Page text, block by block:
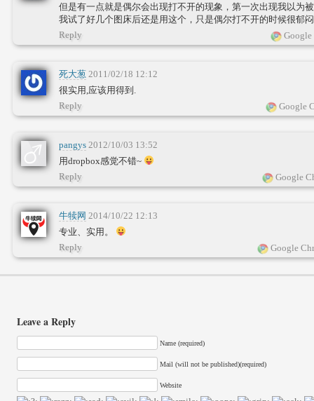
但是有一点就是偶尔会出现打不开的现象，第一次出现我以为
我试了好几个图床后还是用这个，只是偶尔打不开的时候很郁
Reply
死大葱 2011/02/18 12:12
很实用,应该用得到.
Google
Reply
pangys 2012/10/03 13:52
用dropbox感觉不错~
Google
Reply
牛犊网 2014/10/22 12:13
专业、实用。
Google
Reply
Leave a Reply
Name (required)
Mail (will not be published)(required)
Website